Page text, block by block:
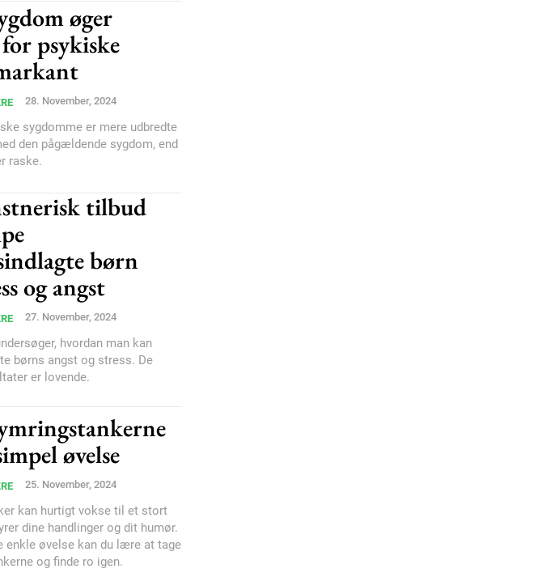
Member full access
100DKK
Praesent euismod ac
Nullam eu erat condimentum
Orci varius natoque dolor
YEARLY PRICING
øger
psykiske
28. November, 2024
sygdomme er mere udbredte
den pågældende sygdom, end
raske.
tilbud
børn
og angst
27. November, 2024
hvordan man kan
børns angst og stress. De
er lovende.
øvelse
25. November, 2024
kan hurtigt vokse til et stort
dine handlinger og dit humør.
enkle øvelse kan du lære at tage
og finde ro igen.